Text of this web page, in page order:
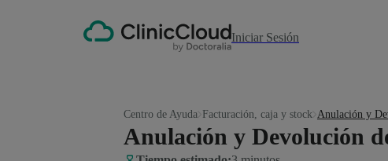
Iniciar Sesión
Centro de Ayuda Facturación, caja y stock Anulación y
Anulación y Devolución